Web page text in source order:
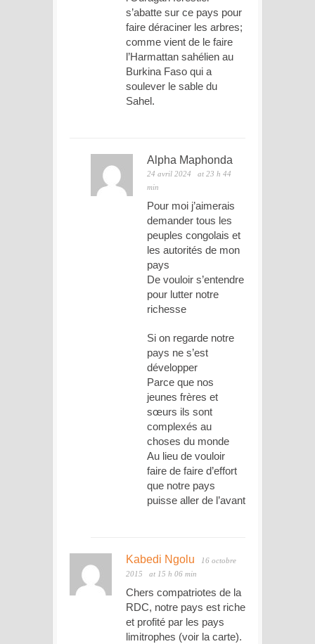
s’abatte sur ce pays pour
faire déraciner les arbres;
comme vient de le faire
l’Harmattan sahélien au
Burkina Faso qui a
soulever le sable du
Sahel.
Alpha Maphonda
24 avril 2024
at 23 h 44
min
Pour moi j’aimerais
demander tous les
peuples congolais et
les autorités de mon
pays
De vouloir s’entendre
pour lutter notre
richesse
Si on regarde notre
pays ne s’est
développer
Parce que nos
jeunes frères et
sœurs ils sont
complexés au
choses du monde
Au lieu de vouloir
faire de faire d’effort
que notre pays
puisse aller de l’avant
Kabedi Ngolu
16 octobre
2015
at 15 h 06 min
Chers compatriotes de la
RDC, notre pays est riche
et profité par les pays
limitrophes (voir la carte).